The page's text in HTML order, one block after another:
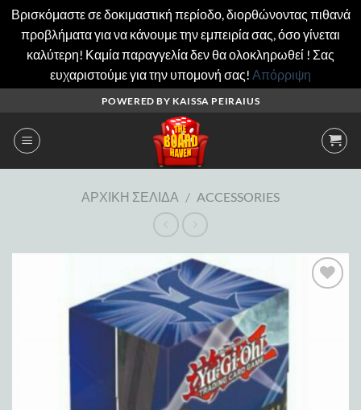
Βρισκόμαστε σε δοκιμαστική περίοδο, διορθώνοντας πιθανά
προβλήματα για να κάνουμε την εμπειρία σας, όσο γίνεται
καλύτερη! Καμία παραγγελία δεν θα ολοκληρωθεί ! Σας
ευχαριστούμε για την υπομονή σας! Απόρριψη
περιεχόμενο
POWERED BY KAISSA PEIRAIUS
ΑΡΧΙΚΉ ΣΕΛΊΔΑ / ACCESSORIES